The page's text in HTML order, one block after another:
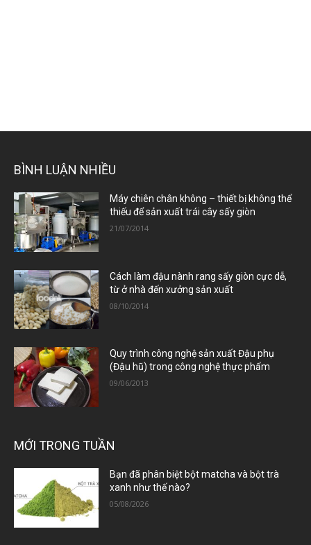
BÌNH LUẬN NHIỀU
Máy chiên chân không – thiết bị không thể
thiếu để sản xuất trái cây sấy giòn
21/07/2014
Cách làm đậu nành rang sấy giòn cực dễ,
từ ở nhà đến xưởng sản xuất
08/10/2014
Quy trình công nghệ sản xuất Đậu phụ
(Đậu hũ) trong công nghệ thực phẩm
09/06/2013
MỚI TRONG TUẦN
Bạn đã phân biệt bột matcha và bột trà
xanh như thế nào?
05/08/2026